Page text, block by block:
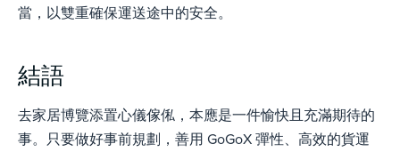
當，以雙重確保運送途中的安全。
結語
去家居博覽添置心儀傢俬，本應是一件愉快且充滿期待的
事。只要做好事前規劃，善用 GoGoX 彈性、高效的貨運